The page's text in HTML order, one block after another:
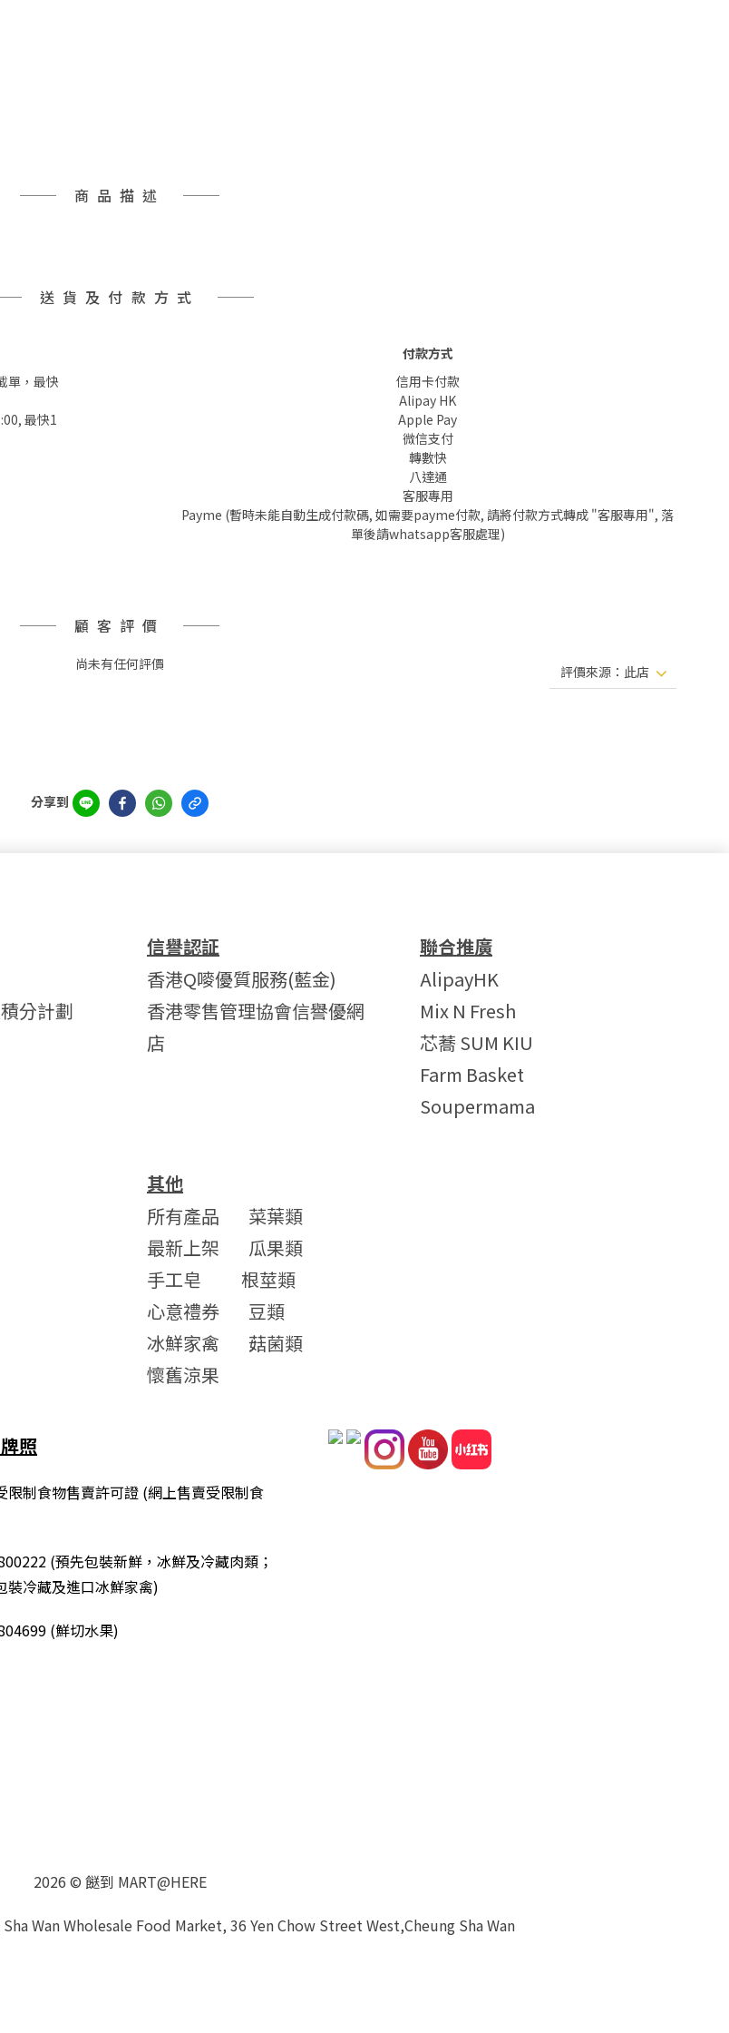
商品描述
送貨及付款方式
單，最快
最快1
付款方式
信用卡付款
Alipay HK
Apple Pay
微信支付
轉數快
八達通
客服專用
Payme (暫時未能自動生成付款碼, 如需要payme付款, 請將付款方式轉成 "客服專用", 落
單後請whatsapp客服處理)
顧客評價
尚未有任何評價
分享到
分計劃
信譽認証
香港Q嘜優質服務(藍金)
香港零售管理協會信譽優網
店
聯合推廣
AlipayHK
Mix N Fresh
芯蕎 SUM KIU
Farm Basket
Soupermama
其他
所有產品
菜葉類
最新上架
瓜果類
手工皂
根莖類
心意禮券
豆類
冰鮮家禽
菇菌類
懷舊涼果
照
限制食物售賣許可證 (網上售賣受限制食
(預先包裝新鮮，冰鮮及冷藏肉類；
裝冷藏及進口冰鮮家禽)
(鮮切水果)
2026 © 餸到 MART@HERE
Wan Wholesale Food Market, 36 Yen Chow Street West,Cheung Sha Wan